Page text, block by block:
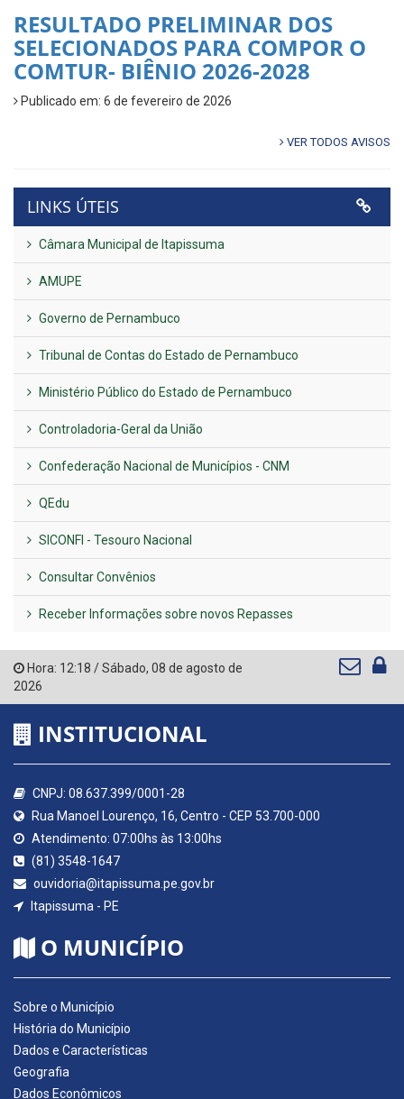
RESULTADO PRELIMINAR DOS
SELECIONADOS PARA COMPOR O
COMTUR- BIÊNIO 2026-2028
Publicado em: 6 de fevereiro de 2026
VER TODOS AVISOS
LINKS ÚTEIS
Câmara Municipal de Itapissuma
AMUPE
Governo de Pernambuco
Tribunal de Contas do Estado de Pernambuco
Ministério Público do Estado de Pernambuco
Controladoria-Geral da União
Confederação Nacional de Municípios - CNM
QEdu
SICONFI - Tesouro Nacional
Consultar Convênios
Receber Informações sobre novos Repasses
Hora: 12:18 /Sábado, 08 de agosto de
2026
INSTITUCIONAL
CNPJ: 08.637.399/0001-28
Rua Manoel Lourenço, 16, Centro - CEP 53.700-000
Atendimento: 07:00hs às 13:00hs
(81) 3548-1647
ouvidoria@itapissuma.pe.gov.br
Itapissuma - PE
O MUNICÍPIO
Sobre o Município
História do Município
Dados e Características
Geografia
Dados Econômicos